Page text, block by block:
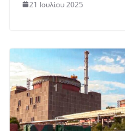
21 Ιουλίου 2025